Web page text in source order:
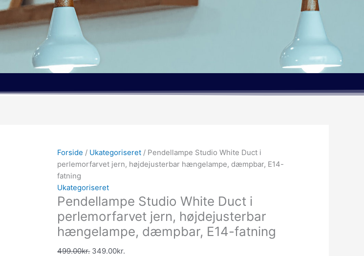
Forside / Ukategoriseret / Pendellampe Studio White Duct i
perlemorfarvet jern, højdejusterbar hængelampe, dæmpbar, E14-
fatning
Ukategoriseret
Pendellampe Studio White Duct i
perlemorfarvet jern, højdejusterbar
hængelampe, dæmpbar, E14-fatning
499.00kr.
pris
var:
349.00kr.
pris
er: